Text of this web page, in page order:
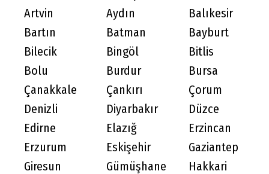
Artvin
Aydın
Balıkesir
Bartın
Batman
Bayburt
Bilecik
Bingöl
Bitlis
Bolu
Burdur
Bursa
Çanakkale
Çankırı
Çorum
Denizli
Diyarbakır
Düzce
Edirne
Elazığ
Erzincan
Erzurum
Eskişehir
Gaziantep
Giresun
Gümüşhane
Hakkari